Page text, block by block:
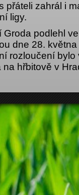
přáteli zahrál i
ligy.
Groda podlehl
dne 28.
rozloučení bylo
na hřbitově v